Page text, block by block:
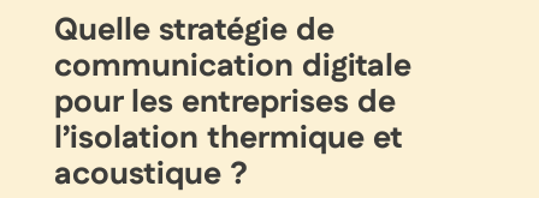
Quelle stratégie de
communication digitale
pour les entreprises de
l’isolation thermique et
acoustique ?